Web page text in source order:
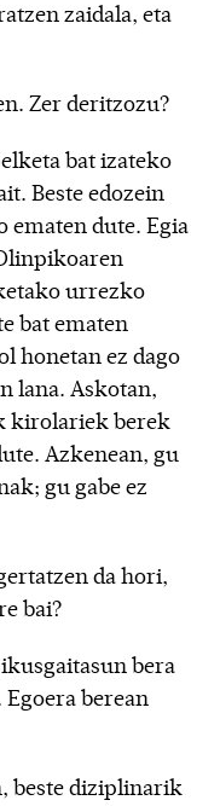
zaidala, eta
Zer deritzozu?
bat izateko
Beste edozein
ematen dute. Egia
urrezko
bat ematen
honetan ez dago
lana. Askotan,
kirolariek berek
Azkenean, gu
gu gabe ez
da hori,
bai?
bera
berean
beste diziplinarik